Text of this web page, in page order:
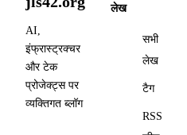
AI,
इंफ्रास्ट्रक्चर
और टेक
प्रोजेक्ट्स पर
व्यक्तिगत ब्लॉग
लेख
सभी
लेख
टैग
RSS